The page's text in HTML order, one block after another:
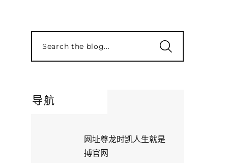
Search the blog...
导航
网址尊龙时凯人生就是
搏官网